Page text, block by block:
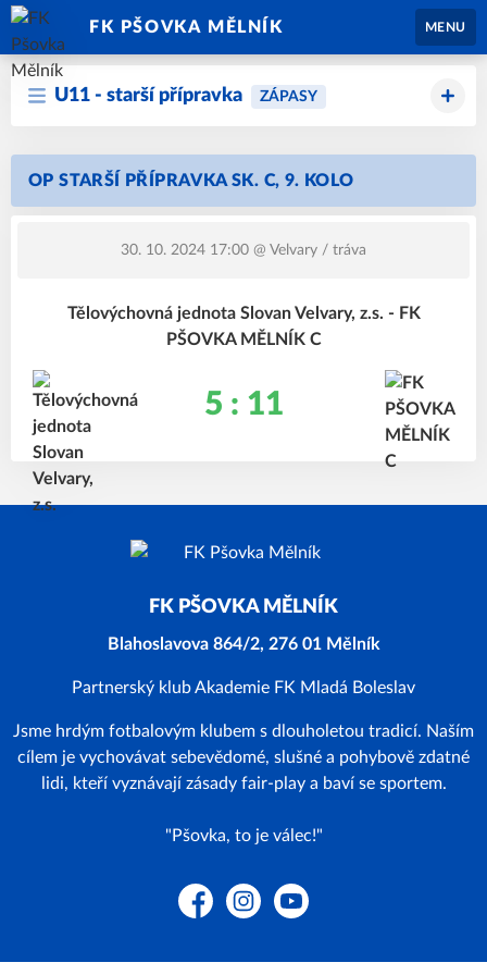
FK PŠOVKA MĚLNÍK MENU
U11 - starší přípravka ZÁPASY
OP STARŠÍ PŘÍPRAVKA SK. C, 9. KOLO
30. 10. 2024 17:00 @ Velvary / tráva
Tělovýchovná jednota Slovan Velvary, z.s. - FK
PŠOVKA MĚLNÍK C
5 : 11
FK PŠOVKA MĚLNÍK
Blahoslavova 864/2, 276 01 Mělník
Partnerský klub Akademie FK Mladá Boleslav
Jsme hrdým fotbalovým klubem s dlouholetou tradicí. Naším
cílem je vychovávat sebevědomé, slušné a pohybově zdatné
lidi, kteří vyznávají zásady fair-play a baví se sportem.
"Pšovka, to je válec!"
FacebookInstagramYouTube